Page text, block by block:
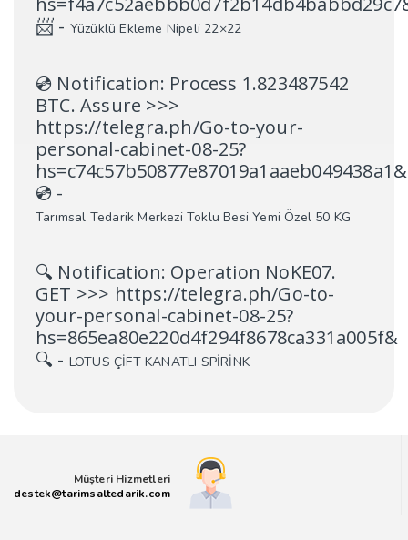
📨 - Yüzüklü Ekleme Nipeli 22×22
💿 Notification: Process 1.823487542
BTC. Assure >>>
https://telegra.ph/Go-to-your-
personal-cabinet-08-25?
hs=c74c57b50877e87019a1aaeb049438a1&
💿 -
Tarımsal Tedarik Merkezi Toklu Besi Yemi Özel 50 KG
🔍 Notification: Operation NoKE07.
GET >>> https://telegra.ph/Go-to-
your-personal-cabinet-08-25?
hs=865ea80e220d4f294f8678ca331a005f&
🔍 - LOTUS ÇİFT KANATLI SPİRİNK
Müşteri Hizmetleri
destek@tarimsaltedarik.com